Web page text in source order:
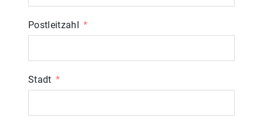
Postleitzahl
Stadt